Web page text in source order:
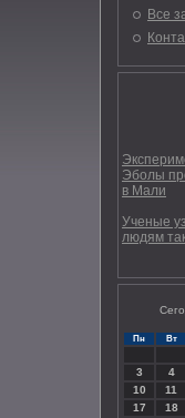
Все
Эболы
в Мали
Ученые
людям
Пн Вт
3
4
10
11
17
18